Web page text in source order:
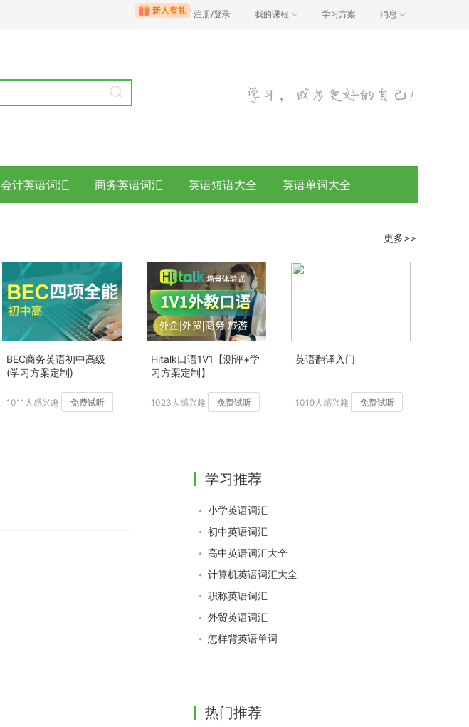
注册/登录 我的课程 学习方案 消息
会计英语词汇 商务英语词汇 英语短语大全 英语单词大全
更多>>
BEC商务英语初中高级
(学习方案定制)
1011人感兴趣 免费试听
Hitalk口语1V1【测评+学
习方案定制】
1023人感兴趣 免费试听
英语翻译入门
1019人感兴趣 免费试听
学习推荐
小学英语词汇
初中英语词汇
高中英语词汇大全
计算机英语词汇大全
职称英语词汇
外贸英语词汇
怎样背英语单词
热门推荐